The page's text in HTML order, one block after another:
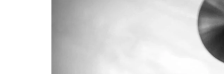
ZIDNE
PODNE
ŠRAFOVI